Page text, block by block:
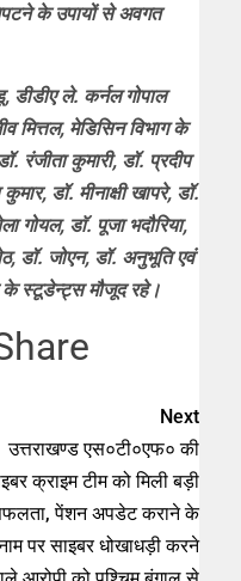
के उपायों से अवगत
डीडीए ले. कर्नल गोपाल
मित्तल, मेडिसिन विभाग के
रंजीता कुमारी, डॉ. प्रदीप
डॉ. मीनाक्षी खापरे, डॉ.
गोयल, डाॅ. पूजा भदौरिया,
डॉ. जोएन, डॉ. अनुभूति एवं
के स्टूडेन्ट्स मौजूद रहे।
Next
उत्तराखण्ड एस०टी०एफ० की
क्राइम टीम को मिली बड़ी
पेंशन अपडेट कराने के
पर साइबर धोखाधड़ी करने